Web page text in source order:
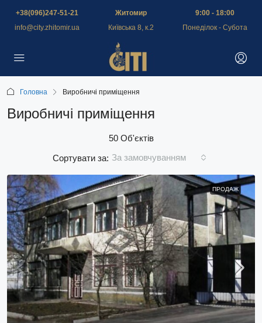
+38(096)247-51-21
info@city.zhitomir.ua
Житомир
Київська 8, к.2
9:00 - 18:00
Понеділок - Субота
Головна Виробничі приміщення
Виробничі приміщення
50 Об'єктів
Сортувати за: За замовчуванням
ПРОДАЖ